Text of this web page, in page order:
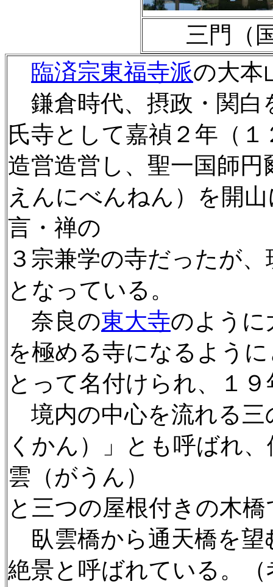
三門（
臨済宗東福寺派の大本
鎌倉時代、摂政・関白
氏寺として嘉禎２年（
造営造営し、聖一国師
えんにべんねん）を開
言・禅の
３宗兼学の寺だったが
となっている。
奈良の東大寺のように
を極める寺になるよう
とって名付けられ、１
境内の中心を流れる三
くかん）」とも呼ばれ
雲（がうん）
と三つの屋根付きの木
臥雲橋から通天橋を望
絶景と呼ばれている。